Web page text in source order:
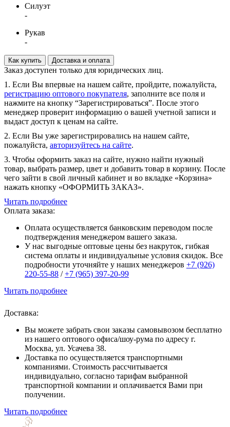
Силуэт
-
Рукав
-
Как купить Доставка и оплата
Заказ доступен только для юридических лиц.
1. Если Вы впервые на нашем сайте, пройдите, пожалуйста,
регистрацию оптового покупателя, заполните все поля и
нажмите на кнопку “Зарегистрироваться”. После этого
менеджер проверит информацию о вашей учетной записи и
выдаст доступ к ценам на сайте.
2. Если Вы уже зарегистрировались на нашем сайте,
пожалуйста, авторизуйтесь на сайте.
3. Чтобы оформить заказ на сайте, нужно найти нужный
товар, выбрать размер, цвет и добавить товар в корзину. После
чего зайти в свой личный кабинет и во вкладке «Корзина»
нажать кнопку «ОФОРМИТЬ ЗАКАЗ».
Читать подробнее
Оплата заказа:
Оплата осуществляется банковским переводом после
подтверждения менеджером вашего заказа.
У нас выгодные оптовые цены без накруток, гибкая
система оплаты и индивидуальные условия скидок. Все
подробности уточняйте у наших менеджеров +7 (926)
220-55-88 /+7 (965) 397-20-99
Читать подробнее
Доставка:
Вы можете забрать свои заказы самовывозом бесплатно
из нашего оптового офиса/шоу-рума по адресу г.
Москва, ул. Усачева 38.
Доставка по осуществляется транспортными
компаниями. Стоимость рассчитывается
индивидуально, согласно тарифам выбранной
транспортной компании и оплачивается Вами при
получении.
Читать подробнее